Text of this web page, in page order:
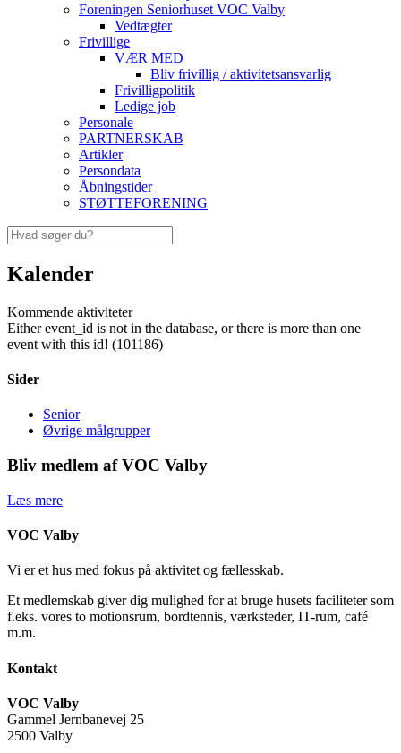
Foreningen Seniorhuset VOC Valby
Vedtægter
Frivillige
VÆR MED
Bliv frivillig / aktivitetsansvarlig
Frivilligpolitik
Ledige job
Personale
PARTNERSKAB
Artikler
Persondata
Åbningstider
STØTTEFORENING
Kalender
Kommende aktiviteter
Either event_id is not in the database, or there is more than one
event with this id! (101186)
Sider
Senior
Øvrige målgrupper
Bliv medlem af VOC Valby
Læs mere
VOC Valby
Vi er et hus med fokus på aktivitet og fællesskab.
Et medlemskab giver dig mulighed for at bruge husets faciliteter som
f.eks. vores to motionsrum, bordtennis, værksteder, IT-rum, café
m.m.
Kontakt
VOC Valby
Gammel Jernbanevej 25
2500 Valby